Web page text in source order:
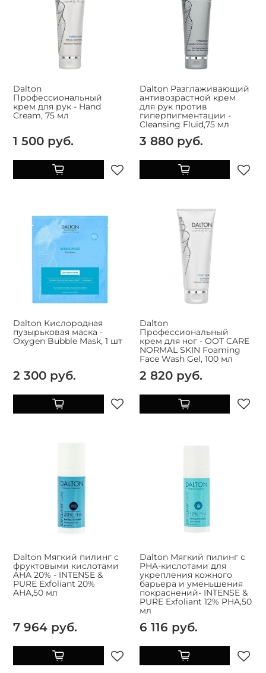
Dalton
Профессиональный
крем для рук - Hand
Cream, 75 мл
1 500 руб.
Dalton Разглаживающий
антивозрастной крем
для рук против
гиперпигментации -
Cleansing Fluid,75 мл
3 880 руб.
Dalton Кислородная
пузырьковая маска -
Oxygen Bubble Mask, 1 шт
2 300 руб.
Dalton
Профессиональный
крем для ног - OOT CARE
NORMAL SKIN Foaming
Face Wash Gel, 100 мл
2 820 руб.
Dalton Мягкий пилинг с
фруктовыми кислотами
AHA 20% - INTENSE &
PURE Exfoliant 20%
AHA,50 мл
7 964 руб.
Dalton Мягкий пилинг с
PHA-кислотами для
укрепления кожного
барьера и уменьшения
покраснений- INTENSE &
PURE Exfoliant 12% PHA,50
мл
6 116 руб.